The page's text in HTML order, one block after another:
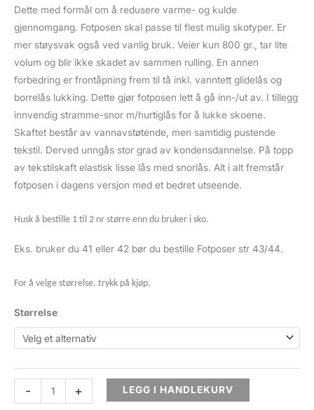
Dette med formål om å redusere varme- og kulde
gjennomgang. Fotposen skal passe til flest mulig skotyper. Er
mer støysvak også ved vanlig bruk. Veier kun 800 gr., tar lite
volum og blir ikke skadet av sammen rulling. En annen
forbedring er frontåpning frem til tå inkl. vanntett glidelås og
borrelås lukking. Dette gjør fotposen lett å gå inn-/ut av. I tillegg
innvendig stramme-snor m/hurtiglås for å lukke skoene.
Skaftet består av vannavstøtende, men samtidig pustende
tekstil. Derved unngås stor grad av kondensdannelse. På topp
av tekstilskaft elastisk lisse lås med snorlås. Alt i alt fremstår
fotposen i dagens versjon med et bedret utseende.
Husk å bestille 1 til 2 nr større enn du bruker i sko.
Eks. bruker du 41 eller 42 bør du bestille Fotposer str 43/44.
For å velge størrelse, trykk på kjøp.
Størrelse
-
Fotposer
m/glidelås
+ LEGG I HANDLEKURV